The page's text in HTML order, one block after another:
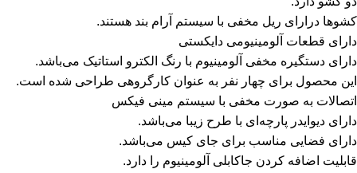
کشوها درارای ریل مخفی با سیستم آرام بند هستند.
دارای قطعات آلومینیومی دایکستی
دارای دستگیره مخفی آلومینیوم با رنگ الکترو استاتیک می‌باشد.
این محصول برای چهار نفر به عنوان کارگروهی طراحی شده است.
اتصالات به صورت مخفی با سیستم مینی فیکس
دارای دیوایدر پارچه‌ای با طرح زیبا می‌باشد.
دارای فضایی مناسب برای جای کیس می‌باشد.
قابلیت اضافه کردن جاکابلی آلومینیوم را دارد.